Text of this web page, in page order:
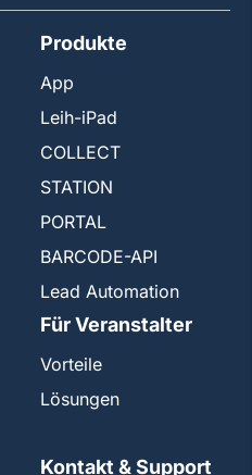
Produkte
App
Leih-iPad
COLLECT
STATION
PORTAL
BARCODE-API
Lead Automation
Für Veranstalter
Vorteile
Lösungen
Kontakt & Support